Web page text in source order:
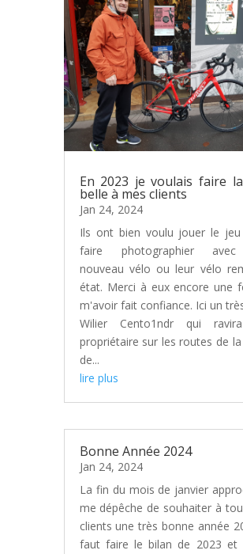
En 2023 je voulais faire
belle à mes clients
Jan 24, 2024
Ils ont bien voulu jouer le
faire photographier
nouveau vélo ou leur vélo
état. Merci à eux encore une
m'avoir fait confiance. Ici un
Wilier Cento1ndr qui
propriétaire sur les routes de la
de...
lire plus
Bonne Année 2024
Jan 24, 2024
La fin du mois de janvier
me dépêche de souhaiter à
clients une très bonne année
faut faire le bilan de 2023 et